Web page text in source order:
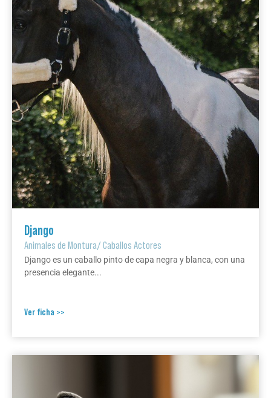
Django
Animales de Montura/Caballos Actores
Django es un caballo pinto de capa negra y blanca, con una
presencia elegante...
Ver ficha >>